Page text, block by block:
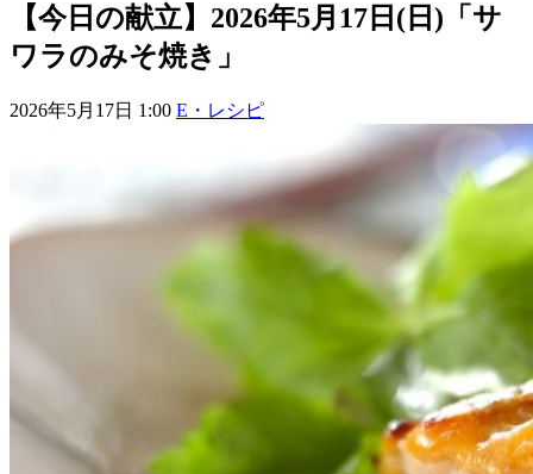
【今日の献立】2026年5月17日(日)「サ
ワラのみそ焼き」
2026年5月17日 1:00 E・レシピ